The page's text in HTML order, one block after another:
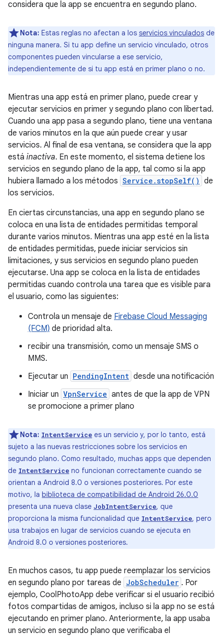
considera que la app se encuentra en segundo plano.
Nota: Estas reglas no afectan a los servicios vinculados de
ninguna manera. Si tu app define un servicio vinculado, otros
componentes pueden vincularse a ese servicio,
independientemente de si tu app está en primer plano o no.
Mientras una app está en primer plano, puede crear y
ejecutar servicios en primer y segundo plano con libertad.
Cuando una app pasa a segundo plano, tiene una ventana
de varios minutos en la que aún puede crear y usar
servicios. Al final de esa ventana, se considera que la app
está inactiva. En este momento, el sistema detiene los
servicios en segundo plano de la app, tal como si la app
hubiera llamado a los métodos Service.stopSelf() de
los servicios.
En ciertas circunstancias, una app en segundo plano se
coloca en una lista de entidades permitidas temporal
durante varios minutos. Mientras una app esté en la lista
de entidades permitidas, puede iniciar servicios sin
limitaciones, y sus servicios en segundo plano pueden
ejecutarse. Una app se coloca en la lista de entidades
permitidas cuando controla una tarea que es visible para
el usuario, como las siguientes:
Controla un mensaje de Firebase Cloud Messaging
(FCM) de prioridad alta.
recibir una transmisión, como un mensaje SMS o
MMS.
Ejecutar un PendingIntent desde una notificación
Iniciar un VpnService antes de que la app de VPN
se promocione a primer plano
Nota: IntentService es un servicio y, por lo tanto, está
sujeto a las nuevas restricciones sobre los servicios en
segundo plano. Como resultado, muchas apps que dependen
de IntentService no funcionan correctamente cuando se
orientan a Android 8.0 o versiones posteriores. Por este
motivo, la biblioteca de compatibilidad de Android 26.0.0
presenta una nueva clase JobIntentService, que
proporciona la misma funcionalidad que IntentService, pero
usa trabajos en lugar de servicios cuando se ejecuta en
Android 8.0 o versiones posteriores.
En muchos casos, tu app puede reemplazar los servicios
en segundo plano por tareas de JobScheduler . Por
ejemplo, CoolPhotoApp debe verificar si el usuario recibió
fotos compartidas de amigos, incluso si la app no se está
ejecutando en primer plano. Anteriormente, la app usaba
un servicio en segundo plano que verificaba el